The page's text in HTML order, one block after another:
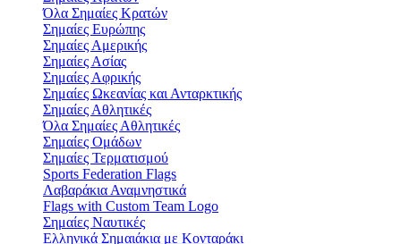
Όλα Σημαίες Κρατών
Σημαίες Ευρώπης
Σημαίες Αμερικής
Σημαίες Ασίας
Σημαίες Αφρικής
Σημαίες Ωκεανίας και Ανταρκτικής
Σημαίες Αθλητικές
Όλα Σημαίες Αθλητικές
Σημαίες Ομάδων
Σημαίες Τερματισμού
Sports Federation Flags
Λαβαράκια Αναμνηστικά
Flags with Custom Team Logo
Σημαίες Ναυτικές
Ελληνικά Σημαιάκια με Κονταράκι